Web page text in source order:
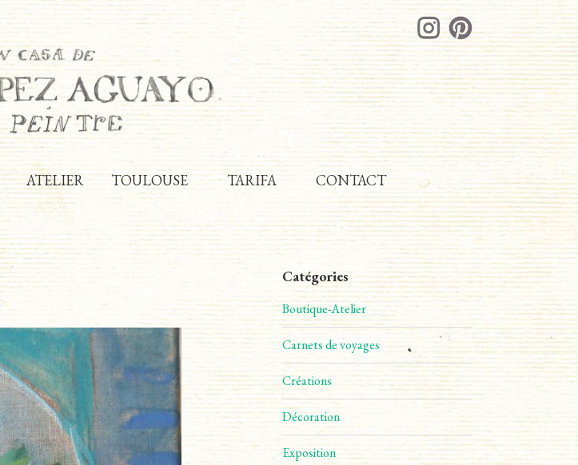
ATELIER TOULOUSE TARIFA CONTACT
Catégories
Boutique-Atelier
Carnets de voyages
Créations
Décoration
Exposition